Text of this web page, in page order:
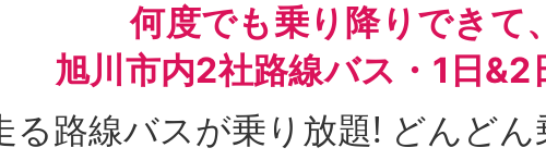
何度でも乗り降りできて
旭川市内2社路線バス・1日&2
る路線バスが乗り放題! どんど